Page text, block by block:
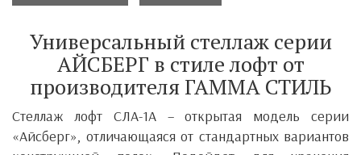
Универсальный стеллаж серии
АЙСБЕРГ в стиле лофт от
производителя ГАММА СТИЛЬ
Стеллаж лофт СЛА-1А – открытая модель серии
«Айсберг», отличающаяся от стандартных вариантов